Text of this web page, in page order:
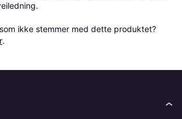
ikke stemmer med dette produktet?
.